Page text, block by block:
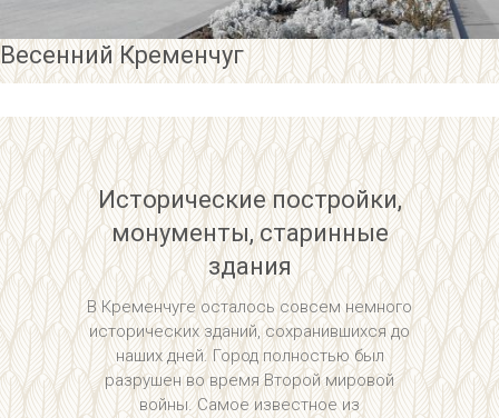
Весенний Кременчуг
Исторические постройки,
монументы, старинные
здания
В Кременчуге осталось совсем немного
исторических зданий, сохранившихся до
наших дней. Город полностью был
разрушен во время Второй мировой
войны. Самое известное из